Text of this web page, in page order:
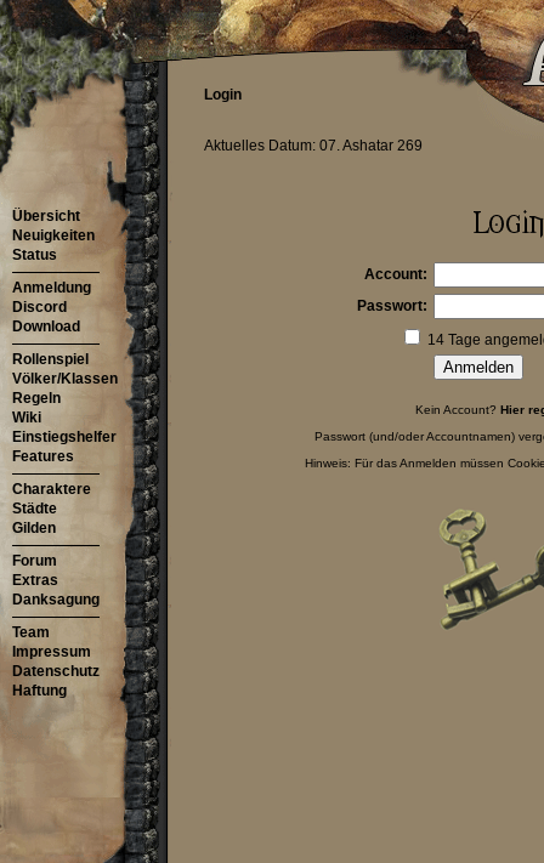
Login
Aktuelles Datum: 07. Ashatar 269
Übersicht
Neuigkeiten
Status
Anmeldung
Discord
Download
Rollenspiel
Völker/Klassen
Regeln
Wiki
Einstiegshelfer
Features
Charaktere
Städte
Gilden
Forum
Extras
Danksagung
Team
Impressum
Datenschutz
Haftung
Account:
Passwort:
14 Tage
Kein Account? Hier
Passwort (und/oder Accountnamen)
Hinweis: Für das Anmelden müssen